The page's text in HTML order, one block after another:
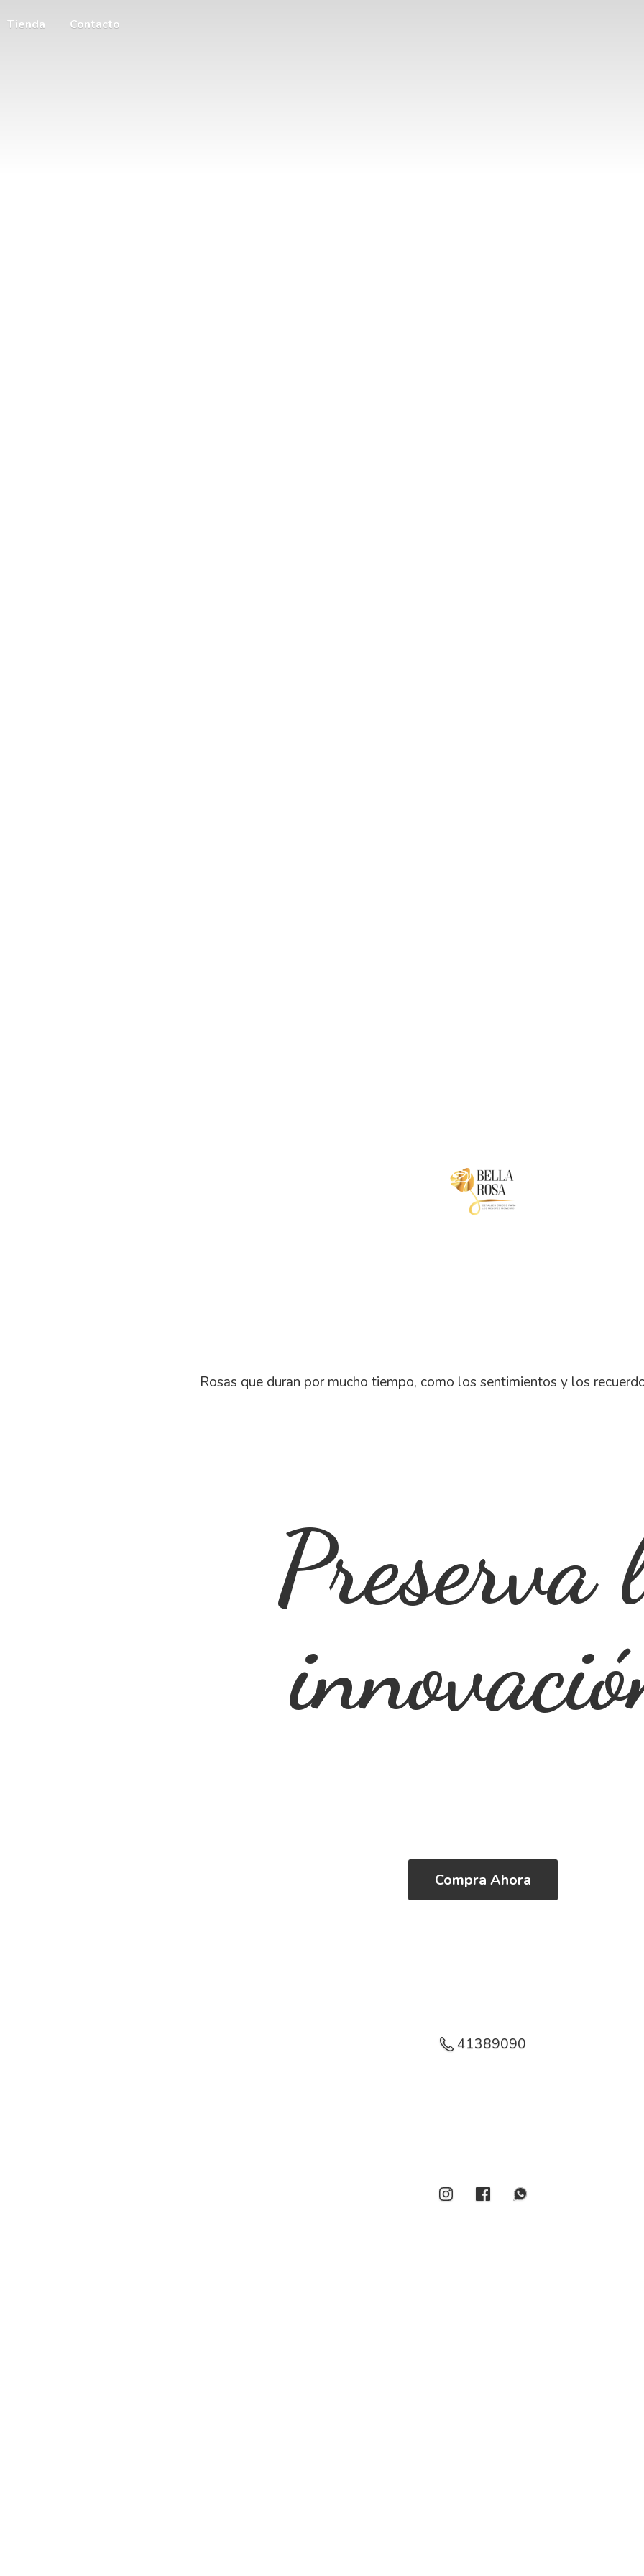
Tienda Contacto
Preserva
Rosas que duran por mucho tiempo, como los sentimientos y los
Compra Ahora
41389090